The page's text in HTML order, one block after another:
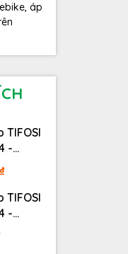
áp
TIFOSI
-
PINK
TIFOSI
-